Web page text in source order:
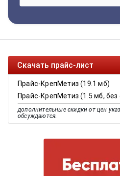
Скачать прайс-лист
Прайс-КрепМетиз (19.1 мб)
Прайс-КрепМетиз (1.5 мб,
дополнительные скидки от цен
обсуждаются.